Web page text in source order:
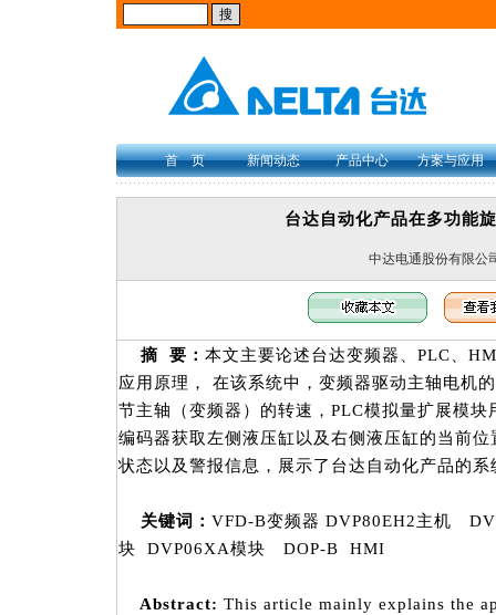
首 页 新闻动态 产品中心 方案与应用
台达自动化产品在多功能
中达电通股份有限公
摘 要： 本文主要论述台达变频器、PLC、
应用原理， 在该系统中，变频器驱动主轴电机
节主轴（变频器）的转速，PLC模拟量扩展模
编码器获取左侧液压缸以及右侧液压缸的当前
状态以及警报信息，展示了台达自动化产品的系
关键词： VFD-B变频器 DVP80EH2主机
块 DVP06XA模块 DOP-B HMI
Abstract: This article mainly explains the